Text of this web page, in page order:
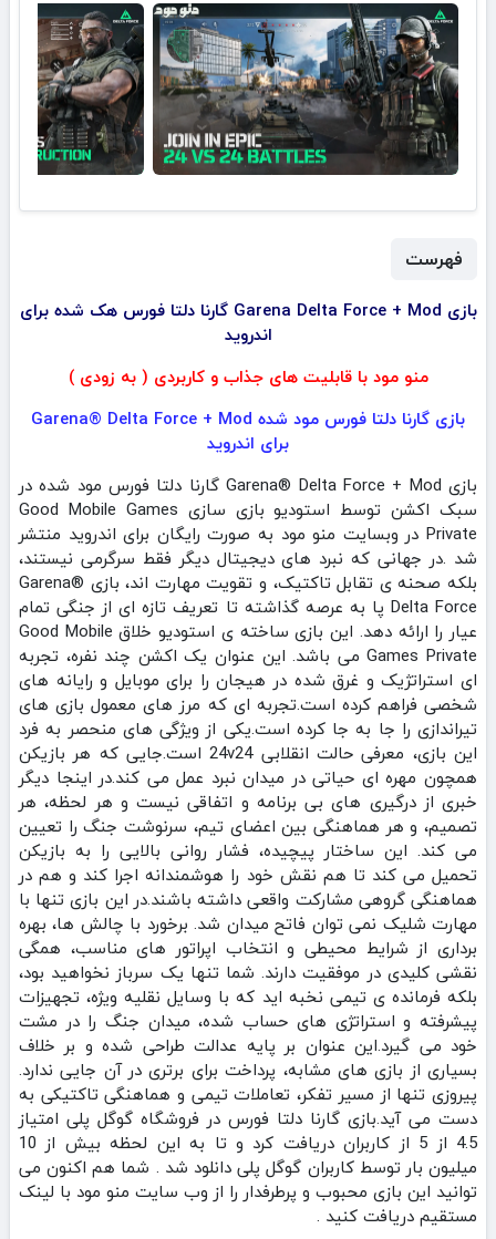
فهرست
بازی Garena Delta Force + Mod گارنا دلتا فورس هک شده برای
اندروید
منو مود با قابلیت های جذاب و کاربردی ( به زودی )
بازی گارنا دلتا فورس مود شده Garena® Delta Force + Mod
برای اندروید
بازی Garena® Delta Force + Mod گارنا دلتا فورس مود شده در
سبک اکشن توسط استودیو بازی سازی Good Mobile Games
Private در وبسایت منو مود به صورت رایگان برای اندروید منتشر
شد .در جهانی که نبرد های دیجیتال دیگر فقط سرگرمی نیستند،
بلکه صحنه‌ ی تقابل تاکتیک، و تقویت مهارت اند، بازی Garena®
Delta Force پا به عرصه گذاشته تا تعریف تازه‌ ای از جنگی تمام‌
عیار را ارائه دهد. این بازی ساخته‌ ی استودیو خلاق Good Mobile
Games Private می باشد‌. این عنوان یک اکشن چند نفره، تجربه‌
ای استراتژیک و غرق‌ شده در هیجان را برای موبایل و رایانه‌ های
شخصی فراهم کرده است.تجربه‌ ای که مرز های معمول بازی‌ های
تیراندازی را جا به جا کرده است.یکی از ویژگی‌ های منحصر به‌ فرد
این بازی، معرفی حالت انقلابی 24v24 است.جایی که هر بازیکن
همچون مهره‌ ای حیاتی در میدان نبرد عمل می‌ کند.در اینجا دیگر
خبری از درگیری‌ های بی‌ برنامه و اتفاقی نیست و هر لحظه، هر
تصمیم، و هر هماهنگی بین اعضای تیم، سرنوشت جنگ را تعیین
می‌ کند. این ساختار پیچیده، فشار روانی بالایی را به بازیکن
تحمیل می‌ کند تا هم نقش خود را هوشمندانه اجرا کند و هم در
هماهنگی گروهی مشارکت واقعی داشته باشند.در این بازی تنها با
مهارت شلیک نمی‌ توان فاتح میدان شد. برخورد با چالش‌ ها، بهره‌
برداری از شرایط محیطی و انتخاب اپراتور های مناسب، همگی
نقشی کلیدی در موفقیت دارند. شما تنها یک سرباز نخواهید بود،
بلکه فرمانده‌ ی تیمی نخبه‌ اید که با وسایل نقلیه ویژه، تجهیزات
پیشرفته و استراتژی‌ های حساب‌ شده، میدان جنگ را در مشت
خود می‌ گیرد.این عنوان بر پایه عدالت طراحی شده و بر خلاف
بسیاری از بازی‌ های مشابه، پرداخت برای برتری در آن جایی ندارد.
پیروزی تنها از مسیر تفکر، تعاملات تیمی و هماهنگی تاکتیکی به
دست می آید.بازی گارنا دلتا فورس در فروشگاه گوگل پلی امتیاز
4.5 از 5 از کاربران دریافت کرد و تا به این لحظه بیش از 10
میلیون بار توسط کاربران گوگل پلی دانلود شد . شما هم اکنون می
توانید این بازی محبوب و پرطرفدار را از وب سایت منو مود با لینک
مستقیم دریافت کنید .